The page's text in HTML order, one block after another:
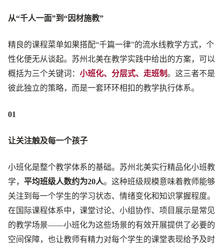
从“千人一面”到“因材施教”
精良的课程菜单如果搭配“千篇一律”的流水线教学方式，个
性化便无从谈起。苏州北美在教学实践中给出的方案，可以
概括为三个关键词： 小班化、分层式、走班制。这三者不是
彼此独立的策略，而是一套环环相扣的教学执行体系。
01
让关注触及每一个孩子
小班化是整个教学体系的基础。苏州北美实行精品化小班教
学， 平均班级人数约为20人。这种班级规模意味着教师能够
关注到每一个学生的学习状态、情绪变化和知识掌握程度。
在国际课程体系中，课堂讨论、小组协作、项目展示是常见
的教学场景——小班化为这些场景的有效开展提供了必要的
空间保障，也让教师有精力对每个学生的课堂表现给予及时